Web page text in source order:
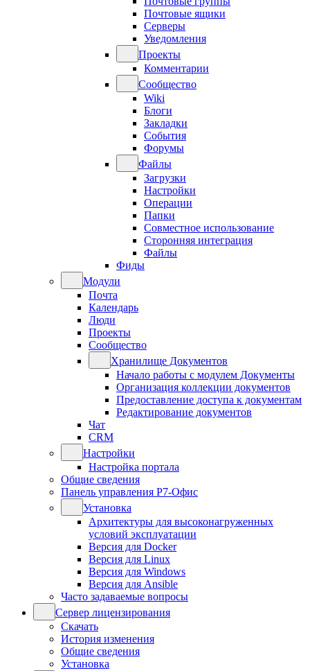
Почтовые ящики
Серверы
Уведомления
Проекты
Комментарии
Сообщество
Wiki
Блоги
Закладки
События
Форумы
Файлы
Загрузки
Настройки
Операции
Папки
Совместное использование
Сторонняя интеграция
Файлы
Фиды
Модули
Почта
Календарь
Люди
Проекты
Сообщество
Хранилище Документов
Начало работы с модулем Документы
Организация коллекции документов
Предоставление доступа к документам
Редактирование документов
Чат
CRM
Настройки
Настройка портала
Общие сведения
Панель управления Р7-Офис
Установка
Архитектуры для высоконагруженных
условий эксплуатации
Версия для Docker
Версия для Linux
Версия для Windows
Версия для Ansible
Часто задаваемые вопросы
Сервер лицензирования
Скачать
История изменения
Общие сведения
Установка